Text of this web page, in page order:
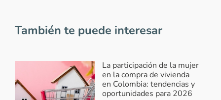
También te puede interesar
La participación de la mujer
en la compra de vivienda
en Colombia: tendencias y
oportunidades para 2026